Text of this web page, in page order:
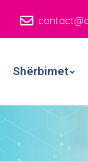
Shërbimet